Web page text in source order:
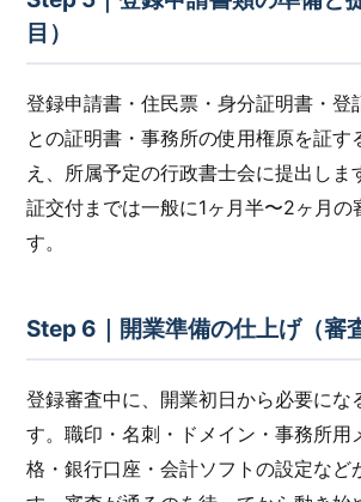
目）
登録申請書・住民票・身分証明書・登
との証明書・事務所の使用権原を証す
え、所属予定の行政書士会に提出しま
証交付までは一般に1ヶ月半〜2ヶ月の
す。
Step 6｜開業準備の仕上げ（審
登録審査中に、開業初日から必要にな
す。職印・名刺・ドメイン・事務所用
格・銀行口座・会計ソフトの設定など